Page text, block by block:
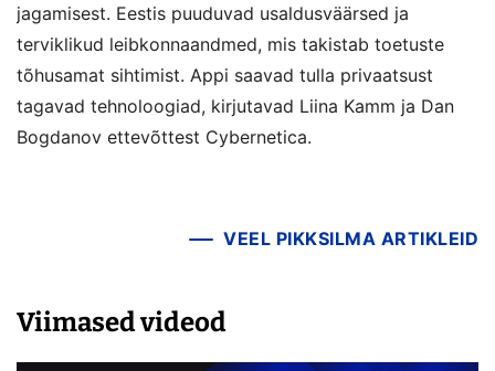
jagamisest. Eestis puuduvad usaldusväärsed ja
terviklikud leibkonnaandmed, mis takistab toetuste
tõhusamat sihtimist. Appi saavad tulla privaatsust
tagavad tehnoloogiad, kirjutavad Liina Kamm ja Dan
Bogdanov ettevõttest Cybernetica.
VEEL PIKKSILMA ARTIKLEID
Viimased videod